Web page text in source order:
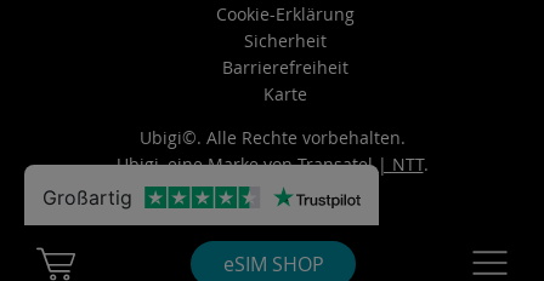
eSIM SHOP
Cookie-Erklärung
Sicherheit
Barrierefreiheit
Karte
Ubigi©. Alle Rechte vorbehalten.
Ubigi, eine Marke vonTransatel | NTT.
Großartig